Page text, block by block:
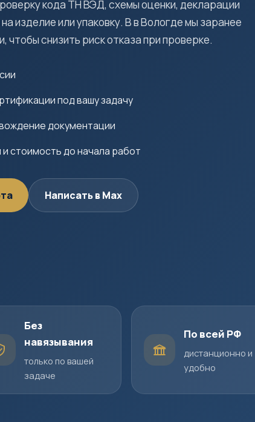
кода ТН ВЭД, схемы оценки, декларации
изделие или упаковку. В в Вологде мы заранее
чтобы снизить риск отказа при проверке.
под вашу задачу
документации
стоимость до начала работ
Написать в Max
Без
навязывания
только по вашей
задаче
По всей РФ
дистанционно и
удобно